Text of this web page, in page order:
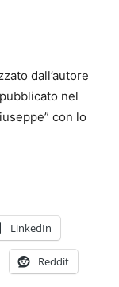
dall’autore
nel
con lo
LinkedIn
Reddit